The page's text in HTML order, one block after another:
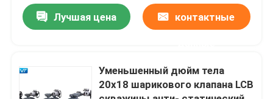
Шариковый клапан трубопровода
Клапаны нефтепровода
Лучшая цена контактные
Уменьшенный дюйм тела
20x18 шарикового клапана LCB